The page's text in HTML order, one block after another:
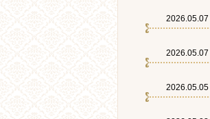
2026.05.07
2026.05.07
2026.05.05